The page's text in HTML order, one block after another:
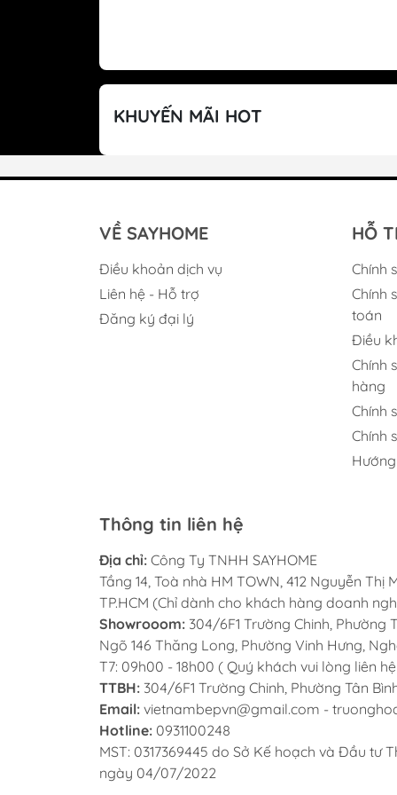
Thiết kế đẹp mắt, sang trọng:
Nhìn tổng thể vòi nước Malloca
thu hút và mới lạ. Chất liệu vòi
điểm nhấn hoàn hảo trong không
Với vẻ ngoài sang trọng như
bộ phận của vòi nên việc vệ sinh
toàn và sức khỏe. Với bề mặt vòi
đá, vòi rửa Malloca MF-043 sẽ
chóng và tiết kiệm thời gian.
Không gỉ, không chì, an toàn sức
Thân vòi là đồng thau nhưng
nguồn nước bên trong khi xả ra
Thân vòi cứng cáp, vững chãi:
KHUYẾN MÃI HOT
VỀ SAYHOME
Điều khoản dịch vụ
Liên hệ - Hỗ trợ
Đăng ký đại lý
HỖ
Chính
Chính
toán
Điều
Chính
hàng
Chính
Chính
Thông tin liên hệ
Địa chỉ: Công Ty TNHH SAYHOME
Tầng 14, Toà nhà HM TOWN, 412 Nguyễn Thị
TP.HCM (Chỉ dành cho khách hàng doanh
Showrooom: 304/6F1 Trường Chinh, Phường
Ngõ 146 Thăng Long, Phường Vinh Hưng,
T7: 09h00 - 18h00 ( Quý khách vui lòng liên
TTBH: 304/6F1 Trường Chinh, Phường Tân
Email: vietnambepvn@gmail.com -
Hotline: 0931100248
MST: 0317369445 do Sở Kế hoạch và Đầu tư
ngày 04/07/2022